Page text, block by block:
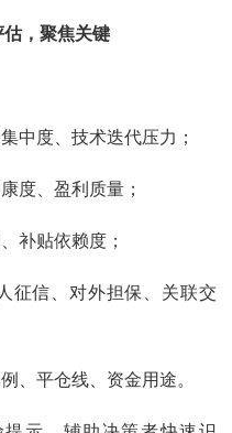
，聚焦关键
中度、技术迭代压力；
度、盈利质量；
补贴依赖度；
征信、对外担保、关联交
、平仓线、资金用途。